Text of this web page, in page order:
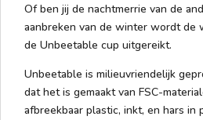
Of ben jij de nachtmerrie van de
aanbreken van de winter wordt de
de Unbeetable cup uitgereikt.
Unbeetable is milieuvriendelijk
dat het is gemaakt van FSC-
afbreekbaar plastic, inkt, en hars in